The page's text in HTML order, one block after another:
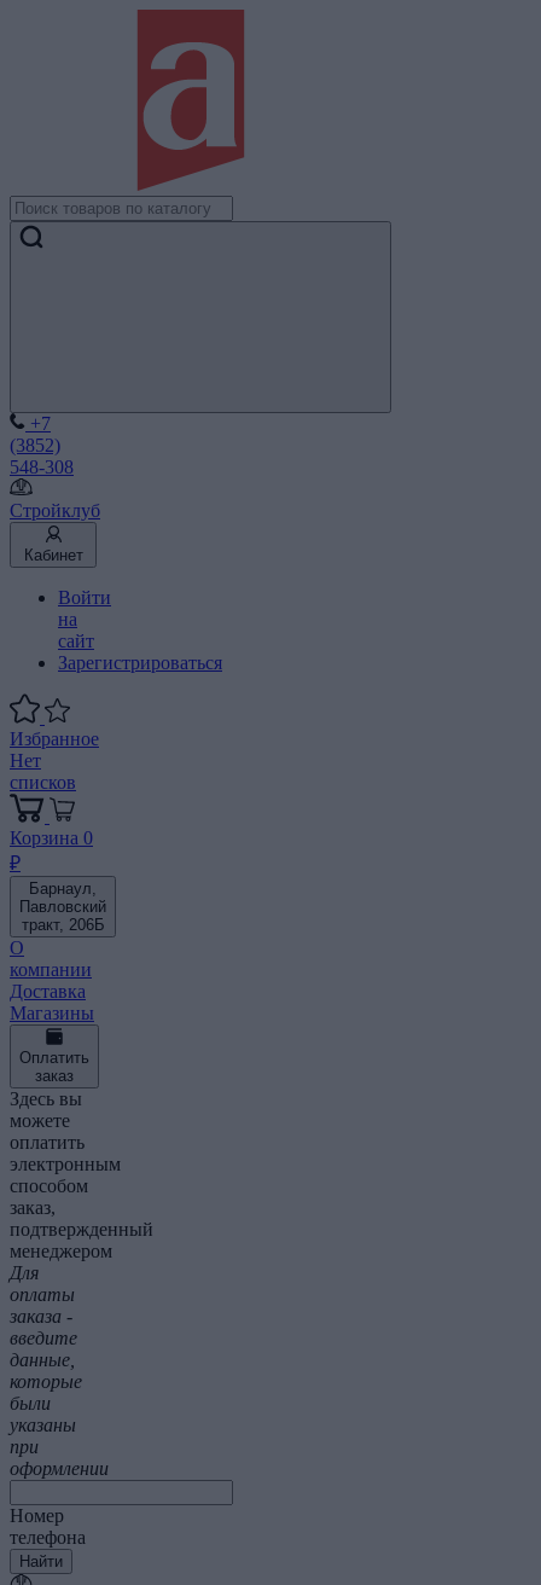
+7
(3852)
548-308
Стройклуб
Кабинет
Войти
на
сайт
Зарегистрироваться
Избранное
Нет
списков
Корзина 0
₽
Барнаул,
Павловский
тракт, 206Б
О
компании
Доставка
Магазины
Оплатить
заказ
Здесь вы
можете
оплатить
электронным
способом
заказ,
подтвержденный
менеджером
Для
оплаты
заказа -
введите
данные,
которые
были
указаны
при
оформлении
Номер
телефона
Найти